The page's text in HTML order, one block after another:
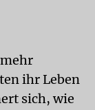
ihr Leben
sich, wie